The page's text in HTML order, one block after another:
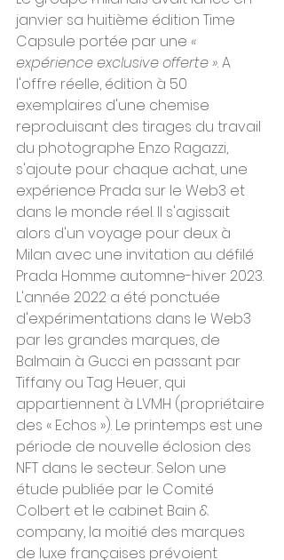
janvier sa huitième édition Time
Capsule portée par une «
expérience exclusive offerte ». A
l'offre réelle, édition à 50
exemplaires d'une chemise
reproduisant des tirages du travail
du photographe Enzo Ragazzi,
s'ajoute pour chaque achat, une
expérience Prada sur le Web3 et
dans le monde réel. Il s'agissait
alors d'un voyage pour deux à
Milan avec une invitation au défilé
Prada Homme automne-hiver 2023.
L'année 2022 a été ponctuée
d'expérimentations dans le Web3
par les grandes marques, de
Balmain à Gucci en passant par
Tiffany ou Tag Heuer, qui
appartiennent à LVMH (propriétaire
des « Echos »). Le printemps est une
période de nouvelle éclosion des
NFT dans le secteur. Selon une
étude publiée par le Comité
Colbert et le cabinet Bain &
company, la moitié des marques
de luxe françaises prévoient